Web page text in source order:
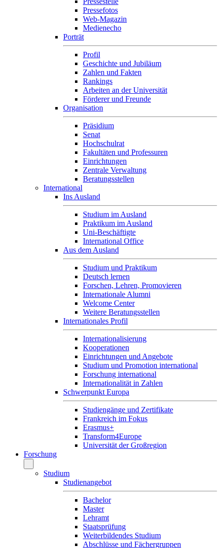
Pressefotos
Web-Magazin
Medienecho
Porträt
Profil
Geschichte und Jubiläum
Zahlen und Fakten
Rankings
Arbeiten an der Universität
Förderer und Freunde
Organisation
Präsidium
Senat
Hochschulrat
Fakultäten und Professuren
Einrichtungen
Zentrale Verwaltung
Beratungsstellen
International
Ins Ausland
Studium im Ausland
Praktikum im Ausland
Uni-Beschäftigte
International Office
Aus dem Ausland
Studium und Praktikum
Deutsch lernen
Forschen, Lehren, Promovieren
Internationale Alumni
Welcome Center
Weitere Beratungsstellen
Internationales Profil
Internationalisierung
Kooperationen
Einrichtungen und Angebote
Studium und Promotion international
Forschung international
Internationalität in Zahlen
Schwerpunkt Europa
Studiengänge und Zertifikate
Frankreich im Fokus
Erasmus+
Transform4Europe
Universität der Großregion
Forschung
Studium
Studienangebot
Bachelor
Master
Lehramt
Staatsprüfung
Weiterbildendes Studium
Abschlüsse und Fächergruppen